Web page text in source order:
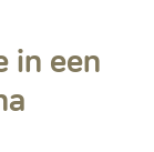
in een